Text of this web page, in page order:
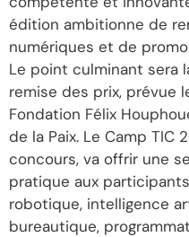
édition ambitionne de
numériques et de
Le point culminant sera
remise des prix, prévue
Fondation Félix
de la Paix. Le Camp TIC
concours, va offrir une
pratique aux
robotique, intelligence
bureautique,